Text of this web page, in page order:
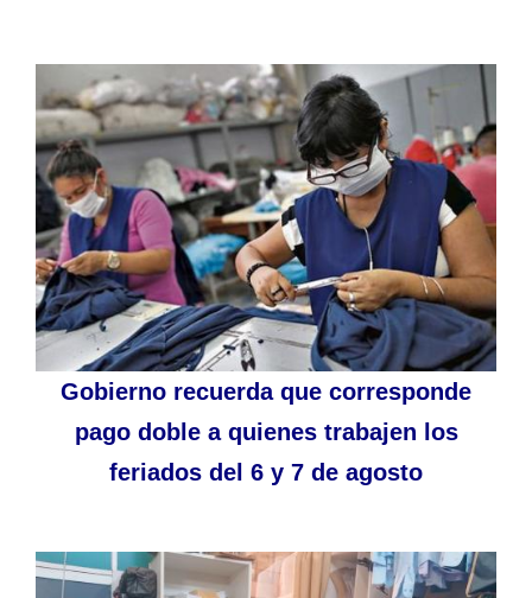
Gobierno recuerda que corresponde
pago doble a quienes trabajen los
feriados del 6 y 7 de agosto